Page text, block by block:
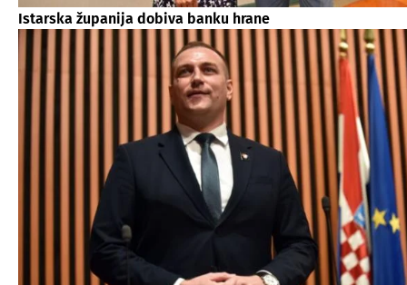
Istarska županija dobiva banku hrane